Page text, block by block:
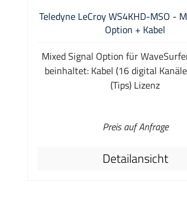
Teledyne LeCroy WS4KHD-MSO -
Option + Kabel
Mixed Signal Option für
beinhaltet: Kabel (16 digital Kanäle) Zubehör
(Tips) Lizenz
Preis auf Anfrage
Detailansicht